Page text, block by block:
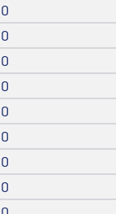
0
0
0
0
0
0
0
0